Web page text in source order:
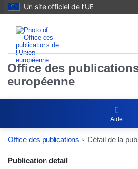
Un site officiel de l’UE
Office des
européenne
Aide
Office des publications Détail de la
Publication Detail Actions
Publication detail